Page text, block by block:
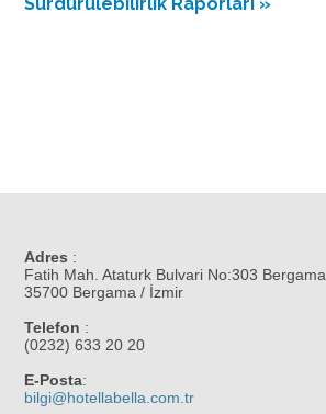
Adres :
Fatih Mah. Ataturk Bulvari No:303 Bergama
35700 Bergama / İzmir
Telefon :
(0232) 633 20 20
E-Posta:
bilgi@hotellabella.com.tr